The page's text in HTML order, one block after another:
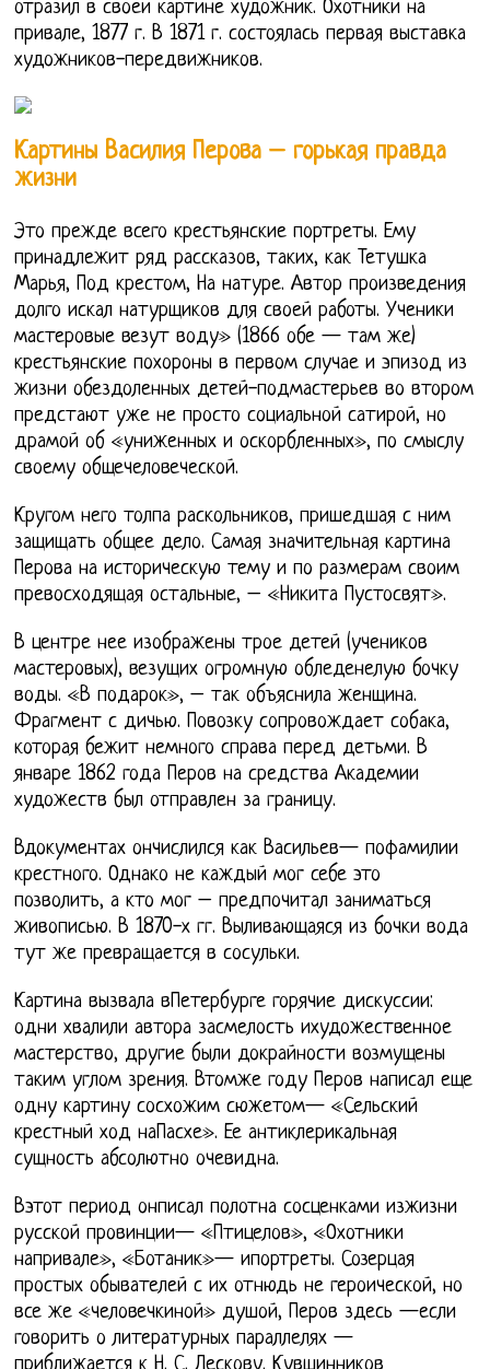
отразил в своей картине художник. Охотники на
привале, 1877 г. В 1871 г. состоялась первая выставка
художников-передвижников.
Картины Василия Перова – горькая правда
жизни
Это прежде всего крестьянские портреты. Ему
принадлежит ряд рассказов, таких, как Тетушка
Марья, Под крестом, На натуре. Автор произведения
долго искал натурщиков для своей работы. Ученики
мастеровые везут воду» (1866 обе — там же)
крестьянские похороны в первом случае и эпизод из
жизни обездоленных детей-подмастерьев во втором
предстают уже не просто социальной сатирой, но
драмой об «униженных и оскорбленных», по смыслу
своему общечеловеческой.
Кругом него толпа раскольников, пришедшая с ним
защищать общее дело. Самая значительная картина
Перова на историческую тему и по размерам своим
превосходящая остальные, – «Никита Пустосвят».
В центре нее изображены трое детей (учеников
мастеровых), везущих огромную обледенелую бочку
воды. «В подарок», – так объяснила женщина.
Фрагмент с дичью. Повозку сопровождает собака,
которая бежит немного справа перед детьми. В
январе 1862 года Перов на средства Академии
художеств был отправлен за границу.
Вдокументах ончислился как Васильев— пофамилии
крестного. Однако не каждый мог себе это
позволить, а кто мог – предпочитал заниматься
живописью. В 1870-х гг. Выливающаяся из бочки вода
тут же превращается в сосульки.
Картина вызвала вПетербурге горячие дискуссии:
одни хвалили автора засмелость ихудожественное
мастерство, другие были докрайности возмущены
таким углом зрения. Втомже году Перов написал еще
одну картину сосхожим сюжетом— «Сельский
крестный ход наПасхе». Ее антиклерикальная
сущность абсолютно очевидна.
Вэтот период онписал полотна сосценками изжизни
русской провинции— «Птицелов», «Охотники
напривале», «Ботаник»— ипортреты. Созерцая
простых обывателей с их отнюдь не героической, но
все же «человечкиной» душой, Перов здесь —если
говорить о литературных параллелях —